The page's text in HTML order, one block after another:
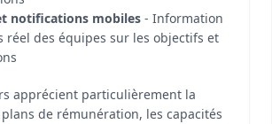
notifications mobiles - Information
réel des équipes sur les objectifs et
apprécient particulièrement la
de rémunération, les capacités